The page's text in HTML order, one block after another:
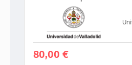
80,00 €